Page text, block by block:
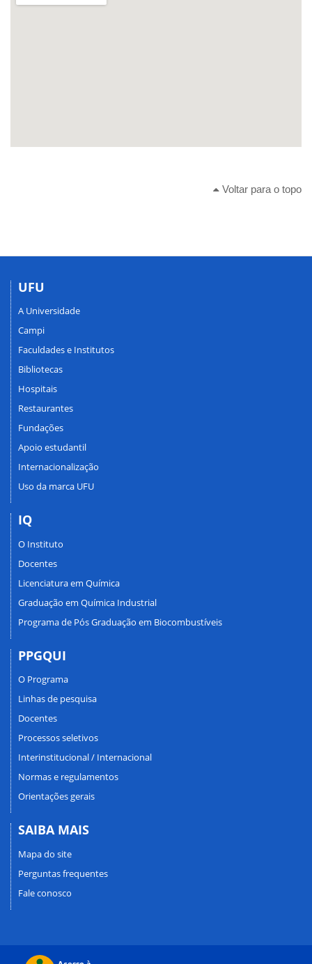
Voltar para o topo
UFU
A Universidade
Campi
Faculdades e Institutos
Bibliotecas
Hospitais
Restaurantes
Fundações
Apoio estudantil
Internacionalização
Uso da marca UFU
IQ
O Instituto
Docentes
Licenciatura em Química
Graduação em Química Industrial
Programa de Pós Graduação em Biocombustíveis
PPGQUI
O Programa
Linhas de pesquisa
Docentes
Processos seletivos
Interinstitucional / Internacional
Normas e regulamentos
Orientações gerais
SAIBA MAIS
Mapa do site
Perguntas frequentes
Fale conosco